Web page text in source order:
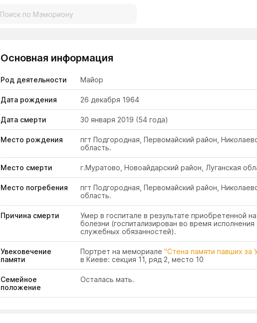
Основная информация
Род деятельности Майор
Дата рождения 26 декабря 1964
Дата смерти 30 января 2019 (54 года)
Место рождения
пгт Подгородная, Первомайский район,
область.
Место смерти г.Муратово, Новоайдарский район, Луганская
Место погребения
пгт Подгородная, Первомайский район,
область.
Причина смерти
Умер в госпитале в результате приобретенной
болезни (госпитализирован во время исполнения
служебных обязанностей).
Увековечение
памяти
Портрет на мемориале "Стена памяти павших за
в Киеве: секция 11, ряд 2, место 10
Семейное
положение
Осталась мать.